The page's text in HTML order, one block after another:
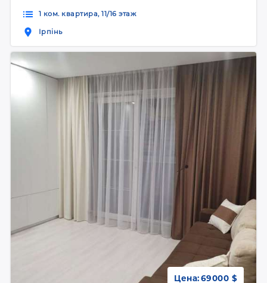
1 ком. квартира, 11/16 этаж
Ірпінь
Цена:69000 $